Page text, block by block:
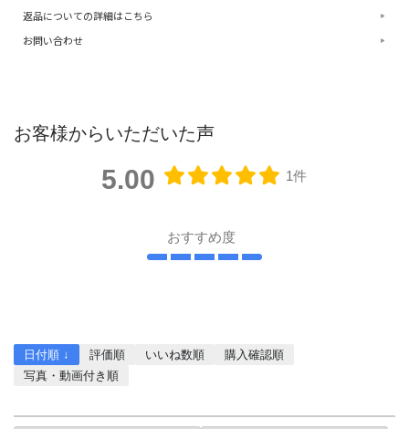
返品についての詳細はこちら
お問い合わせ
お客様からいただいた声
5.00 1件
おすすめ度
日付順 ↓ 評価順 いいね数順
購入確認順
写真・動画付き順